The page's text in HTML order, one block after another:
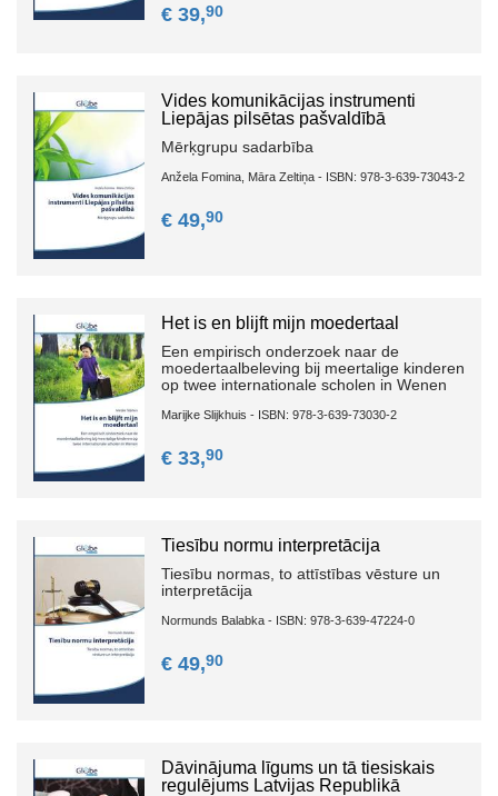
€ 39,90
Vides komunikācijas instrumenti
Liepājas pilsētas pašvaldībā
Mērķgrupu sadarbība
Anžela Fomina, Māra Zeltiņa - ISBN: 978-3-639-73043-2
€ 49,90
Het is en blijft mijn moedertaal
Een empirisch onderzoek naar de
moedertaalbeleving bij meertalige kinderen
op twee internationale scholen in Wenen
Marijke Slijkhuis - ISBN: 978-3-639-73030-2
€ 33,90
Tiesību normu interpretācija
Tiesību normas, to attīstības vēsture un
interpretācija
Normunds Balabka - ISBN: 978-3-639-47224-0
€ 49,90
Dāvinājuma līgums un tā tiesiskais
regulējums Latvijas Republikā